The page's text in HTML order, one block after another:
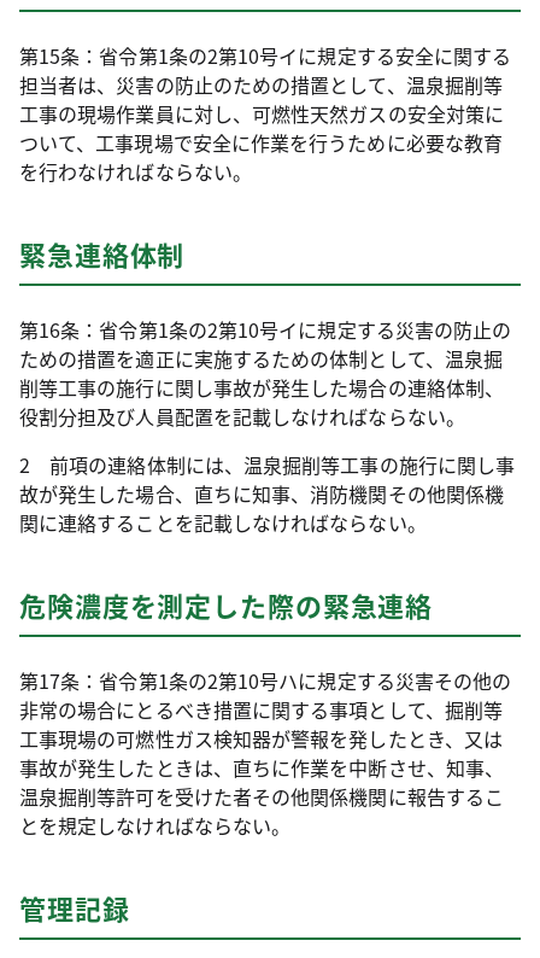
第15条：省令第1条の2第10号イに規定する安全に関する
担当者は、災害の防止のための措置として、温泉掘削等
工事の現場作業員に対し、可燃性天然ガスの安全対策に
ついて、工事現場で安全に作業を行うために必要な教育
を行わなければならない。
緊急連絡体制
第16条：省令第1条の2第10号イに規定する災害の防止の
ための措置を適正に実施するための体制として、温泉掘
削等工事の施行に関し事故が発生した場合の連絡体制、
役割分担及び人員配置を記載しなければならない。
2 前項の連絡体制には、温泉掘削等工事の施行に関し事
故が発生した場合、直ちに知事、消防機関その他関係機
関に連絡することを記載しなければならない。
危険濃度を測定した際の緊急連絡
第17条：省令第1条の2第10号ハに規定する災害その他の
非常の場合にとるべき措置に関する事項として、掘削等
工事現場の可燃性ガス検知器が警報を発したとき、又は
事故が発生したときは、直ちに作業を中断させ、知事、
温泉掘削等許可を受けた者その他関係機関に報告するこ
とを規定しなければならない。
管理記録